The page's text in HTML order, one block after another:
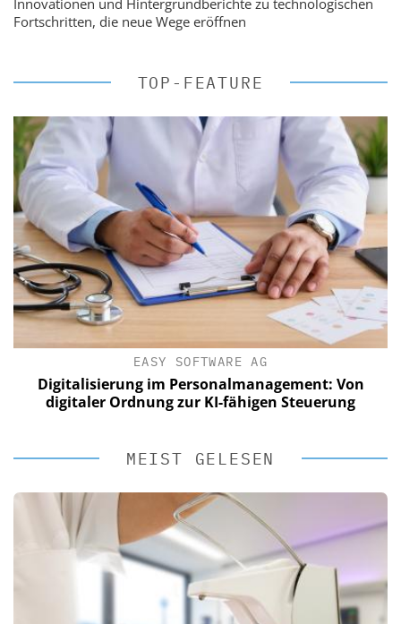
Innovationen und Hintergrundberichte zu technologischen
Fortschritten, die neue Wege eröffnen
TOP-FEATURE
EASY SOFTWARE AG
Digitalisierung im Personalmanagement: Von
digitaler Ordnung zur KI-fähigen Steuerung
MEIST GELESEN